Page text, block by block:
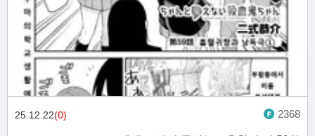
25.12.22(0) 2368